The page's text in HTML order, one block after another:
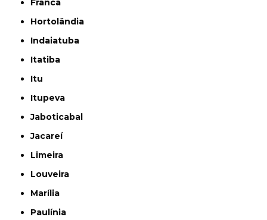
Franca
Hortolândia
Indaiatuba
Itatiba
Itu
Itupeva
Jaboticabal
Jacareí
Limeira
Louveira
Marília
Paulínia